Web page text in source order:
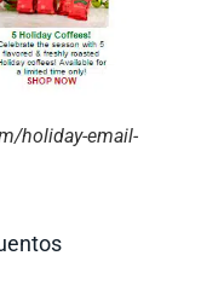
holiday-email-